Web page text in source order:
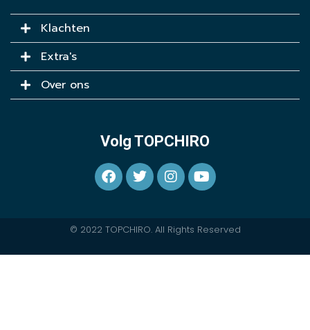
Klachten
Extra's
Over ons
Volg TOPCHIRO
© 2022 TOPCHIRO. All Rights Reserved